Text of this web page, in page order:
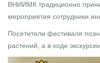
ВНИИМК традиционно
мероприятия сотрудники
Посетители фестиваля
растений, а в ходе